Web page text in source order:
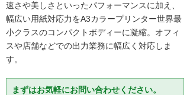
速さや美しさといったパフォーマンスに加え、
幅広い用紙対応力をA3カラープリンター世界最
小クラスのコンパクトボディーに凝縮。オフィ
スや店舗などでの出力業務に幅広く対応しま
す。
まずはお気軽にお問い合わせください。